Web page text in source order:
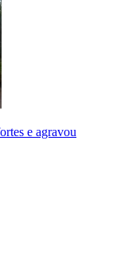
e agravou